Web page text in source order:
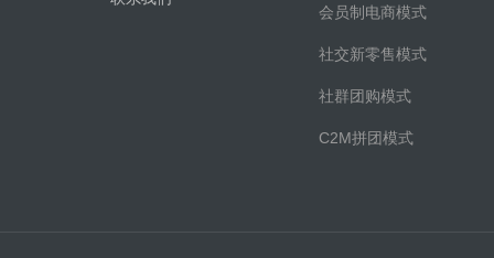
会员制电商模式
社交新零售模式
社群团购模式
C2M拼团模式